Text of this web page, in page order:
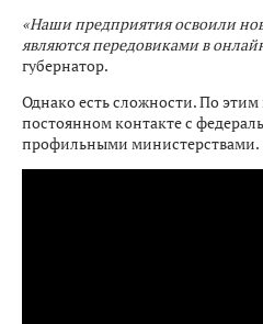
«Наши предприятия освоили
являются передовиками в
губернатор.
Однако есть сложности. По этим
постоянном контакте с
профильными министерствами.